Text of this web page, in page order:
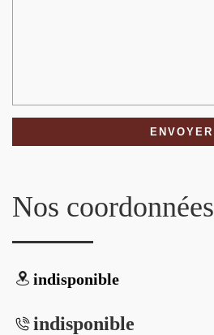
Nos coordonnées
indisponible
indisponible